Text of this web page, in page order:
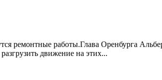
ремонтные работы.Глава Оренбурга
движение на этих...